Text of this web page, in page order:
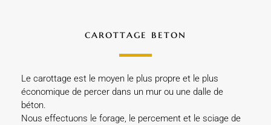
carottage beton
Le carottage est le moyen le plus propre et le plus
économique de percer dans un mur ou une dalle de
béton.
Nous effectuons le forage, le percement et le sciage de